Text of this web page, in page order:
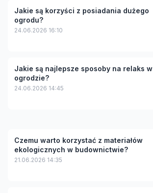
Jakie są korzyści z posiadania dużego
ogrodu?
24.06.2026 16:10
Jakie są najlepsze sposoby na relaks w
ogrodzie?
24.06.2026 14:45
Czemu warto korzystać z materiałów
ekologicznych w budownictwie?
21.06.2026 14:35